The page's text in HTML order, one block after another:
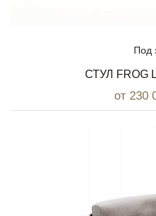
Под
СТУЛ FROG
от 230